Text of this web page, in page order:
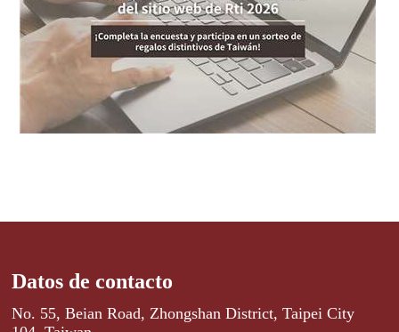
Datos de contacto
No. 55, Beian Road, Zhongshan District, Taipei City